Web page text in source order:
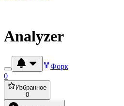
Analyzer
Форк
0
Избранное
0